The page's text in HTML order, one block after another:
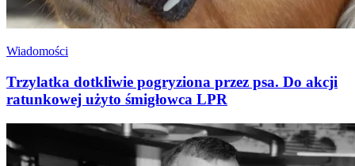
Wiadomości
Trzylatka dotkliwie pogryziona przez psa. Do akcji
ratunkowej użyto śmigłowca LPR